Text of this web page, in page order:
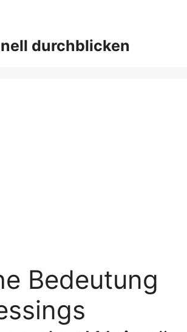
durchblicken
Bedeutung